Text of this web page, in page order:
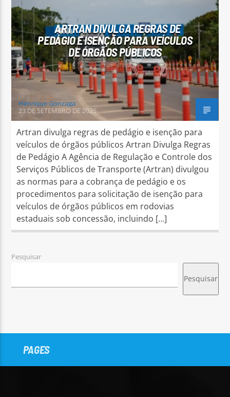
Arara Azul FM
ARTRAN DIVULGA REGRAS DE
PEDÁGIO E ISENÇÃO PARA VEÍCULOS
DE ÓRGÃOS PÚBLICOS
Henrique Gonzaga
23 DE SETEMBRO DE 2025
Artran divulga regras de pedágio e isenção para
veículos de órgãos públicos Artran Divulga Regras
de Pedágio A Agência de Regulação e Controle dos
Serviços Públicos de Transporte (Artran) divulgou
as normas para a cobrança de pedágio e os
procedimentos para solicitação de isenção para
veículos de órgãos públicos em rodovias
estaduais sob concessão, incluindo […]
Pesquisar
Pesquisar
PAGES